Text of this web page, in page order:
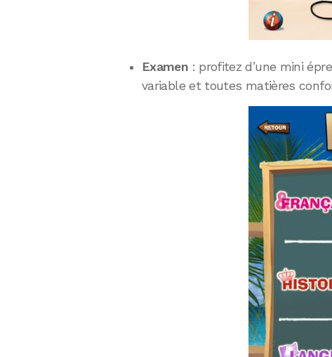
Examen : profitez d’une mini
variable et toutes matières